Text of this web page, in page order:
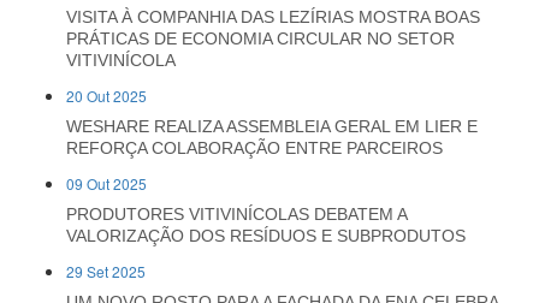
VISITA À COMPANHIA DAS LEZÍRIAS MOSTRA BOAS
PRÁTICAS DE ECONOMIA CIRCULAR NO SETOR
VITIVINÍCOLA
20 Out 2025
WESHARE REALIZA ASSEMBLEIA GERAL EM LIER E
REFORÇA COLABORAÇÃO ENTRE PARCEIROS
09 Out 2025
PRODUTORES VITIVINÍCOLAS DEBATEM A
VALORIZAÇÃO DOS RESÍDUOS E SUBPRODUTOS
29 Set 2025